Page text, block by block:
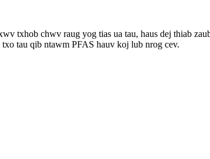
txhob chwv raug yog tias ua tau, haus dej thiab
tau qib ntawm PFAS hauv koj lub nrog cev.